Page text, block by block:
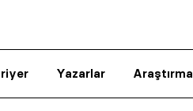
Yazarlar Araştırma